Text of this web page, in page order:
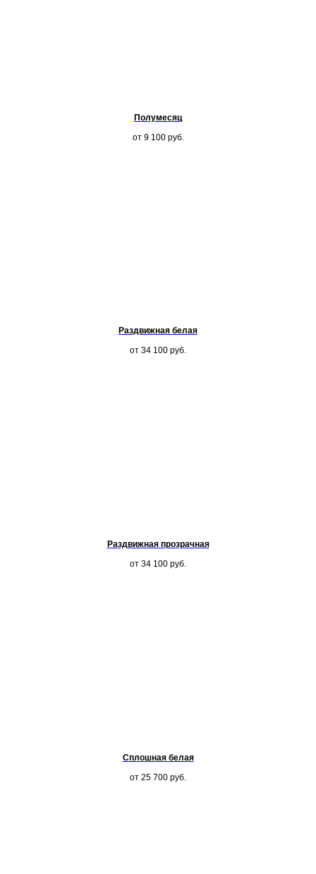
Полумесяц
от 9 100 руб.
Раздвижная белая
от 34 100 руб.
Раздвижная прозрачная
от 34 100 руб.
Сплошная белая
от 25 700 руб.